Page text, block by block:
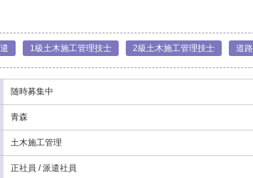
1級土木施工管理技士 2級土木施工管理技士 道路
随時募集中
青森
土木施工管理
正社員 / 派遣社員